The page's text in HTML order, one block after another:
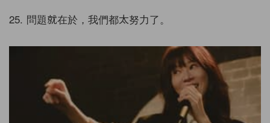
25. 問題就在於，我們都太努力了。